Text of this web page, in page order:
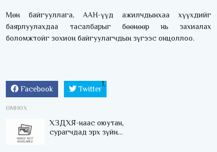
Мөн байгууллага, ААН-үүд ажилчдынхаа хүүхдийг
баярлуулахдаа тасалбарыг бөөнөөр нь захиалах
боломжтойг зохион байгуулагчдын зүгээс онцоллоо.
Facebook Twitter
ӨМНӨХ
ХЗДХЯ-наас оюутан,
сурагчдад эрх зүйн